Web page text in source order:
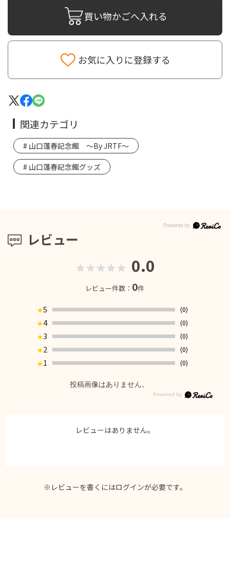
買い物かごへ入れる
お気に入りに登録する
レビュー
0.0
レビュー件数： 0件
★5
(0)
★4
(0)
★3
(0)
★2
(0)
★1 (0)
投稿画像はありません。
レビューはありません。
※レビューを書くにはログインが必要です。
関連カテゴリ
山口蓬春記念館 ～By JRTF～
山口蓬春記念館グッズ